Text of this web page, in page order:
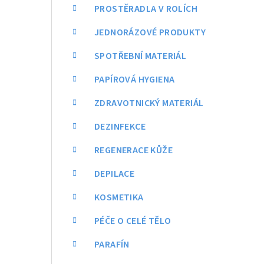
PROSTĚRADLA V ROLÍCH
JEDNORÁZOVÉ PRODUKTY
SPOTŘEBNÍ MATERIÁL
PAPÍROVÁ HYGIENA
ZDRAVOTNICKÝ MATERIÁL
DEZINFEKCE
REGENERACE KŮŽE
DEPILACE
KOSMETIKA
PÉČE O CELÉ TĚLO
PARAFÍN